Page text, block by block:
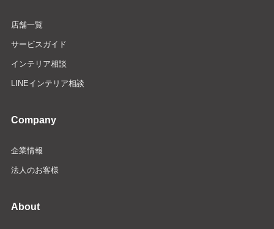
店舗一覧
サービスガイド
インテリア相談
LINEインテリア相談
Company
企業情報
法人のお客様
About